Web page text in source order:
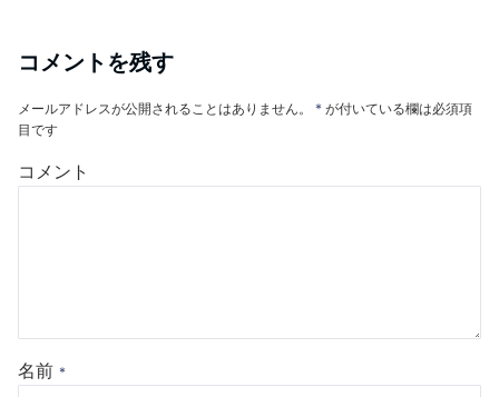
コメントを残す
メールアドレスが公開されることはありません。 * が付いている欄は必須項
目です
コメント
名前 *